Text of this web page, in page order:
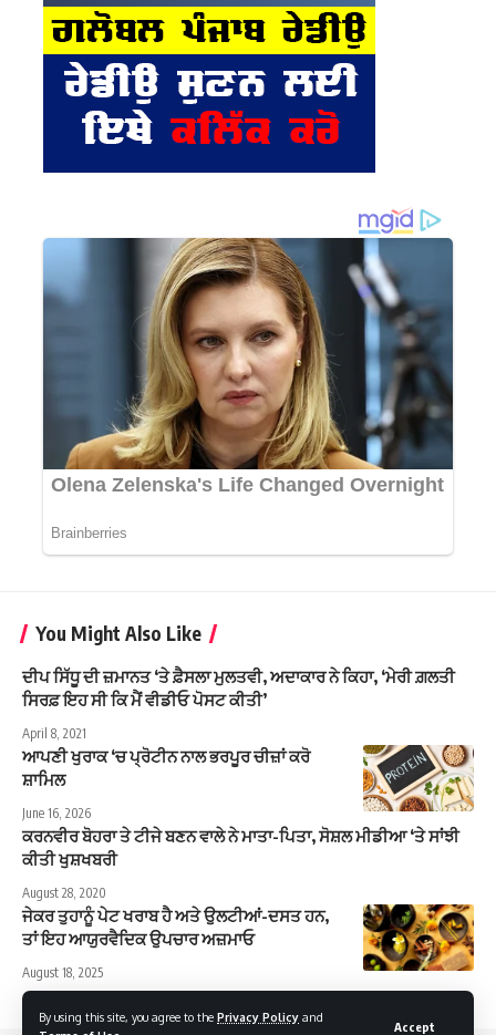
By using this site, you agree to the Privacy Policy and
Accept
You Might Also Like
ਦੀਪ ਸਿੱਧੂ ਦੀ ਜ਼ਮਾਨਤ ‘ਤੇ ਫ਼ੈਸਲਾ ਮੁਲਤਵੀ, ਅਦਾਕਾਰ ਨੇ ਕਿਹਾ, ‘ਮੇਰੀ ਗ਼ਲਤੀ
ਸਿਰਫ਼ ਇਹ ਸੀ ਕਿ ਮੈਂ ਵੀਡੀਓ ਪੋਸਟ ਕੀਤੀ’
April 8, 2021
ਆਪਣੀ ਖੁਰਾਕ ‘ਚ ਪ੍ਰੋਟੀਨ ਨਾਲ ਭਰਪੂਰ ਚੀਜ਼ਾਂ ਕਰੋ
ਸ਼ਾਮਿਲ
June 16, 2026
ਕਰਨਵੀਰ ਬੋਹਰਾ ਤੇ ਟੀਜੇ ਬਣਨ ਵਾਲੇ ਨੇ ਮਾਤਾ-ਪਿਤਾ, ਸੋਸ਼ਲ ਮੀਡੀਆ ‘ਤੇ ਸਾਂਝੀ
ਕੀਤੀ ਖੁਸ਼ਖਬਰੀ
August 28, 2020
ਜੇਕਰ ਤੁਹਾਨੂੰ ਪੇਟ ਖਰਾਬ ਹੈ ਅਤੇ ਉਲਟੀਆਂ-ਦਸਤ ਹਨ,
ਤਾਂ ਇਹ ਆਯੁਰਵੈਦਿਕ ਉਪਚਾਰ ਅਜ਼ਮਾਓ
August 18, 2025